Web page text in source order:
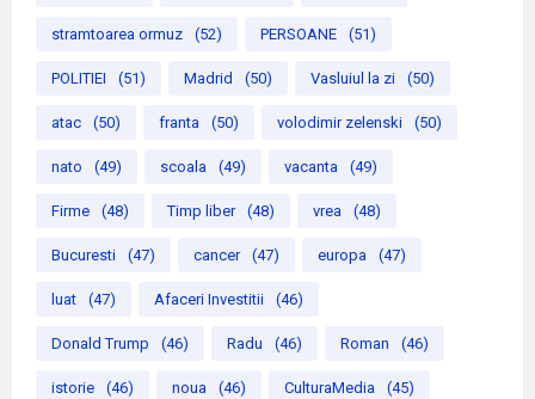
stramtoarea ormuz (52) PERSOANE (51)
POLITIEI (51) Madrid (50) Vasluiul la zi (50)
atac (50) franta (50) volodimir zelenski (50)
nato (49) scoala (49) vacanta (49)
Firme (48) Timp liber (48) vrea (48)
Bucuresti (47) cancer (47) europa (47)
luat (47) Afaceri Investitii (46)
Donald Trump (46) Radu (46) Roman (46)
istorie (46) noua (46) CulturaMedia (45)